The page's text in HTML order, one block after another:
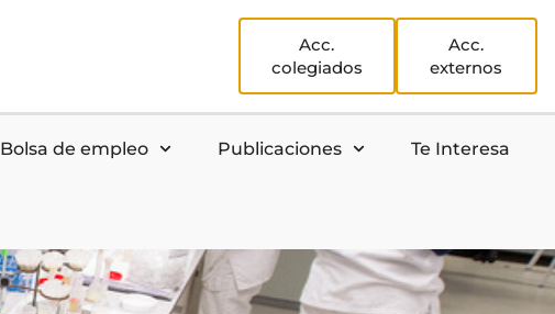
Acc.
colegiados
Acc.
externos
Bolsa de empleo Publicaciones Te Interesa